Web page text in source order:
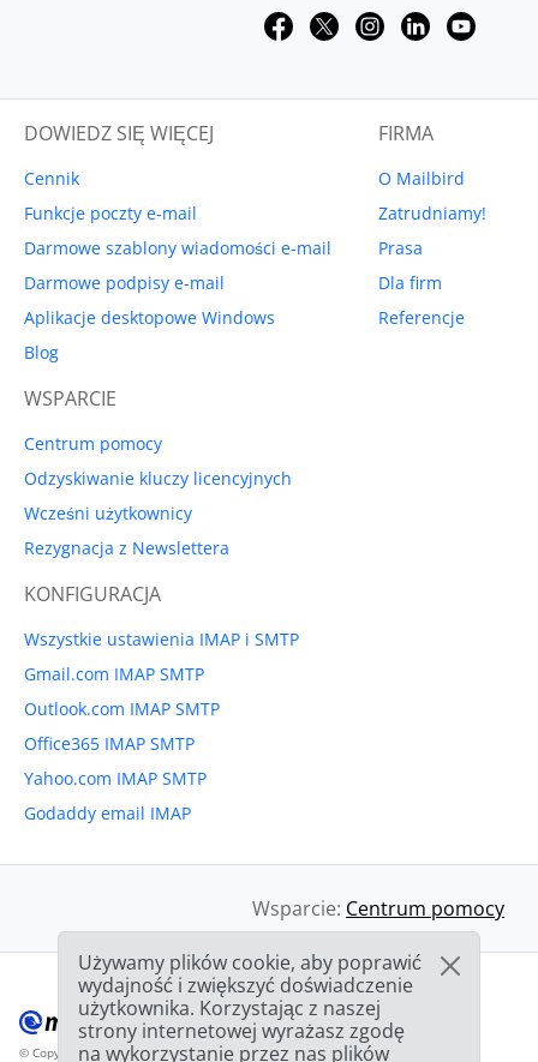
DOWIEDZ SIĘ WIĘCEJ
Cennik
Funkcje poczty e-mail
Darmowe szablony wiadomości e-mail
Darmowe podpisy e-mail
Aplikacje desktopowe Windows
Blog
FIRMA
O Mailbird
Zatrudniamy!
Prasa
Dla firm
Referencje
WSPARCIE
Centrum pomocy
Odzyskiwanie kluczy licencyjnych
Wcześni użytkownicy
Rezygnacja z Newslettera
KONFIGURACJA
Wszystkie ustawienia IMAP i SMTP
Gmail.com IMAP SMTP
Outlook.com IMAP SMTP
Office365 IMAP SMTP
Yahoo.com IMAP SMTP
Godaddy email IMAP
Wsparcie: Centrum pomocy
© Copyright 2012-2026 Mailbird™Wszystkie prawa zastrzeżone.
Używamy plików cookie, aby poprawić
wydajność i zwiększyć doświadczenie
użytkownika. Korzystając z naszej
strony internetowej wyrażasz zgodę
na wykorzystanie przez nas plików